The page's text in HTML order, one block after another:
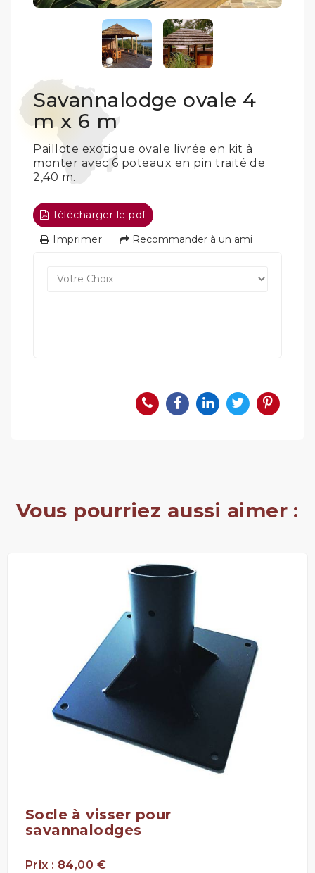
Savannalodge ovale 4
m x 6 m
Paillote exotique ovale livrée en kit à
monter avec 6 poteaux en pin traité de
2,40 m.
Télécharger le pdf
Imprimer
Recommander à un ami
Vous pourriez aussi aimer :
Socle à visser pour
savannalodges
Prix : 84,00 €